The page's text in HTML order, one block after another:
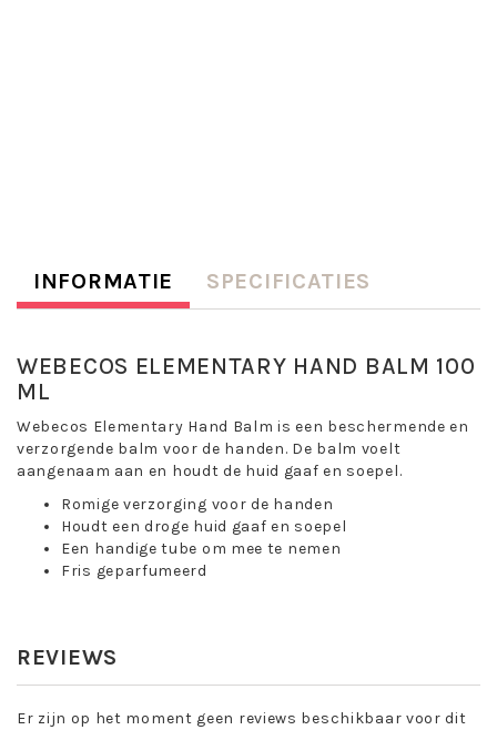
INFORMATIE SPECIFICATIES
WEBECOS ELEMENTARY HAND BALM 100
ML
Webecos Elementary Hand Balm is een beschermende en
verzorgende balm voor de handen. De balm voelt
aangenaam aan en houdt de huid gaaf en soepel.
Romige verzorging voor de handen
Houdt een droge huid gaaf en soepel
Een handige tube om mee te nemen
Fris geparfumeerd
Maak nu kennis met Webecos Elementary Hand Balm !
REVIEWS
Er zijn op het moment geen reviews beschikbaar voor dit